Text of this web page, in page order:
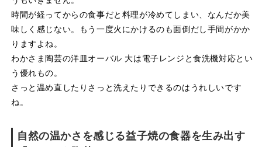
時間が経ってからの食事だと料理が冷めてしまい、なんだか美
味しく感じない。もう一度火にかけるのも面倒だし手間がかか
りますよね。
わかさま陶芸の洋皿オーバル 大は電子レンジと食洗機対応とい
う優れもの。
さっと温め直したりさっと洗えたりできるのはうれしいです
ね。
自然の温かさを感じる益子焼の食器を生み出す